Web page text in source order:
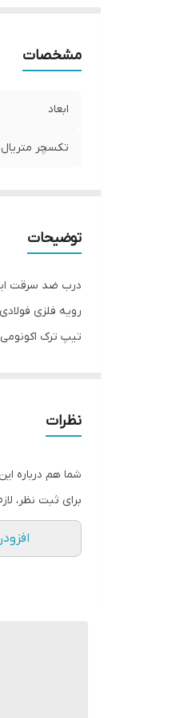
مشخصات
ابعاد
تکسچر متریال
توضیحات
درب ضد سرقت
رویه فلزی
تیپ ترک اکونومی یراق
کف ۱۸
عایق برودتی و
نظرات
شما هم درباره
برای ثبت نظر،